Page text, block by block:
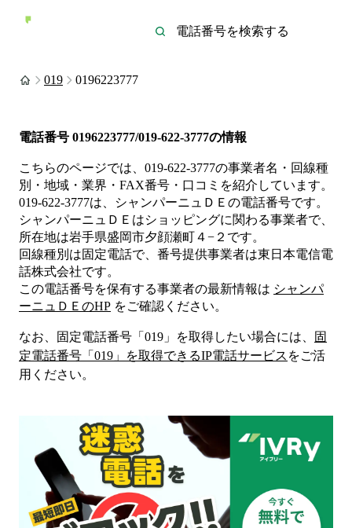
019 0196223777
電話番号 0196223777/019-622-3777の情報
こちらのページでは、 019-622-3777の事業者名・回線種
別・地域・業界・FAX番号・口コミを紹介しています。
019-622-3777は、 シャンパーニュＤＥ の電話番号です。
シャンパーニュＤＥはショッピングに関わる事業者で、
所在地は岩手県盛岡市夕顔瀬町４−２ です。
回線種別は固定電話で、番号提供事業者は東日本電信電
話株式会社です。
この電話番号を保有する事業者の最新情報は シャンパ
ーニュＤＥ のHP をご確認ください。
なお、固定電話番号「 019 」を取得したい場合には、
固
定電話番号「 019 」を取得できるIP電話サービス をご活
用ください。